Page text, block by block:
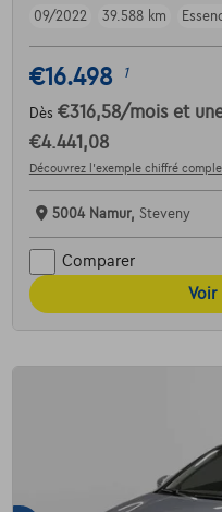
09/2022
39.588 km
€16.498 1
Dès €316,58/mois et
€4.441,08
Découvrez l’exemple chiffré
5004 Namur, Steveny
Comparer
Voir